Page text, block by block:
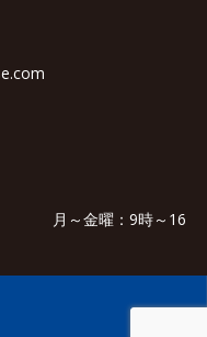
曜：9時～16